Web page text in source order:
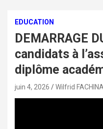
EDUCATION
DEMARRAGE
candidats à
diplôme
juin 4, 2026 Wilfrid